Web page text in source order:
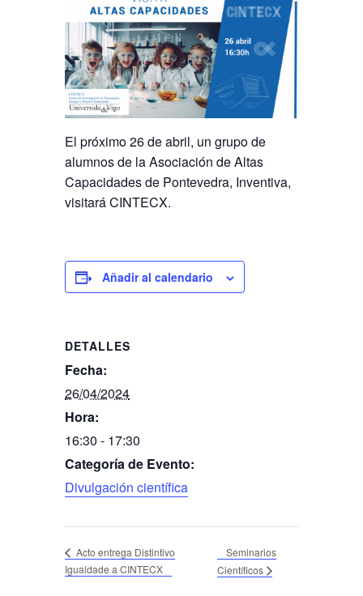
El próximo 26 de abril, un grupo de
alumnos de la Asociación de Altas
Capacidades de Pontevedra, Inventiva,
visitará CINTECX.
Añadir al calendario
DETALLES
Fecha:
26/04/2024
Hora:
16:30 - 17:30
Categoría de Evento:
Divulgación científica
Acto entrega Distintivo
Igualdade a CINTECX
Seminarios
Científicos